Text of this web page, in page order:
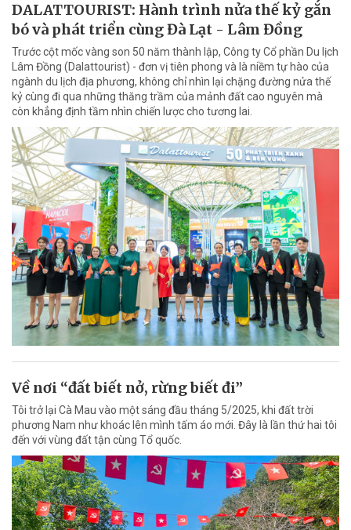
DALATTOURIST: Hành trình nửa thế kỷ gắn
bó và phát triển cùng Đà Lạt - Lâm Đồng
Trước cột mốc vàng son 50 năm thành lập, Công ty Cổ phần Du lịch
Lâm Đồng (Dalattourist) - đơn vị tiên phong và là niềm tự hào của
ngành du lịch địa phương, không chỉ nhìn lại chặng đường nửa thế
kỷ cùng đi qua những thăng trầm của mảnh đất cao nguyên mà
còn khẳng định tầm nhìn chiến lược cho tương lai.
Về nơi “đất biết nở, rừng biết đi”
Tôi trở lại Cà Mau vào một sáng đầu tháng 5/2025, khi đất trời
phương Nam như khoác lên mình tấm áo mới. Đây là lần thứ hai tôi
đến với vùng đất tận cùng Tổ quốc.